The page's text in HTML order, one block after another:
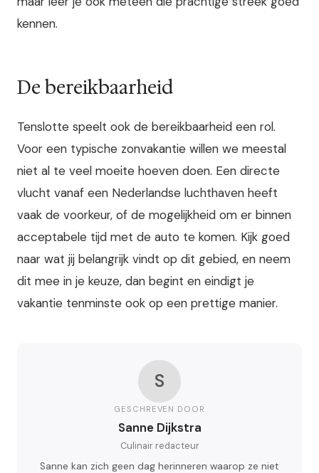
kennen.
De bereikbaarheid
Tenslotte speelt ook de bereikbaarheid een rol.
Voor een typische zonvakantie willen we meestal
niet al te veel moeite hoeven doen. Een directe
vlucht vanaf een Nederlandse luchthaven heeft
vaak de voorkeur, of de mogelijkheid om er binnen
acceptabele tijd met de auto te komen. Kijk goed
naar wat jij belangrijk vindt op dit gebied, en neem
dit mee in je keuze, dan begint en eindigt je
vakantie tenminste ook op een prettige manier.
S
GESCHREVEN DOOR
Sanne Dijkstra
Culinair redacteur
Sanne kan zich geen dag herinneren waarop ze niet